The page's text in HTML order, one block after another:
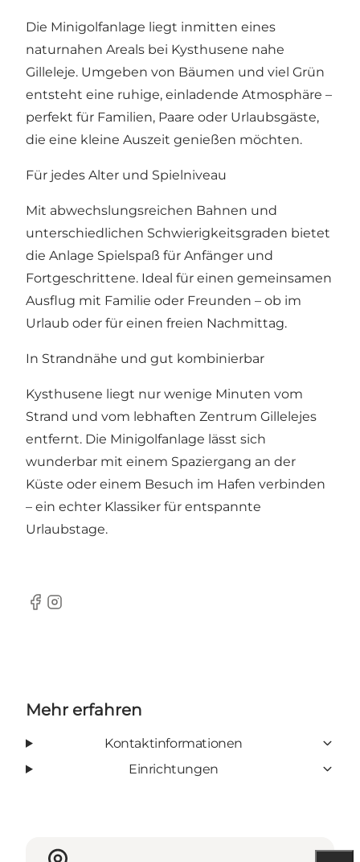
Die Minigolfanlage liegt inmitten eines
naturnahen Areals bei Kysthusene nahe
Gilleleje. Umgeben von Bäumen und viel Grün
entsteht eine ruhige, einladende Atmosphäre –
perfekt für Familien, Paare oder Urlaubsgäste,
die eine kleine Auszeit genießen möchten.
Für jedes Alter und Spielniveau
Mit abwechslungsreichen Bahnen und
unterschiedlichen Schwierigkeitsgraden bietet
die Anlage Spielspaß für Anfänger und
Fortgeschrittene. Ideal für einen gemeinsamen
Ausflug mit Familie oder Freunden – ob im
Urlaub oder für einen freien Nachmittag.
In Strandnähe und gut kombinierbar
Kysthusene liegt nur wenige Minuten vom
Strand und vom lebhaften Zentrum Gillelejes
entfernt. Die Minigolfanlage lässt sich
wunderbar mit einem Spaziergang an der
Küste oder einem Besuch im Hafen verbinden
– ein echter Klassiker für entspannte
Urlaubstage.
Facebook
Instagram
Mehr erfahren
Kontaktinformationen
Einrichtungen